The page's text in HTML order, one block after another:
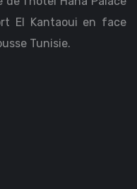
El Kantaoui en face
Tunisie.